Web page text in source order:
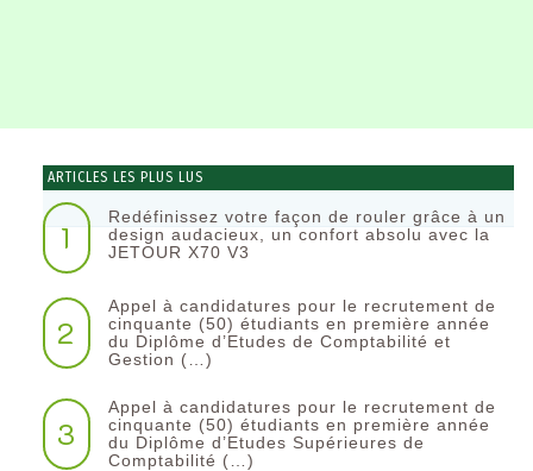
ARTICLES LES PLUS LUS
1
Redéfinissez votre façon de rouler grâce à un
design audacieux, un confort absolu avec la
JETOUR X70 V3
2
Appel à candidatures pour le recrutement de
cinquante (50) étudiants en première année
du Diplôme d’Etudes de Comptabilité et
Gestion (…)
3
Appel à candidatures pour le recrutement de
cinquante (50) étudiants en première année
du Diplôme d’Etudes Supérieures de
Comptabilité (…)